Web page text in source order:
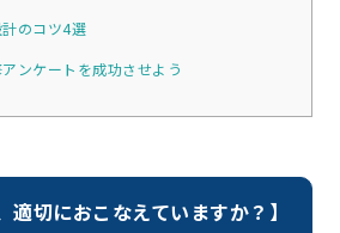
のコツ4選
ンケートを成功させよう
適切におこなえていますか？】